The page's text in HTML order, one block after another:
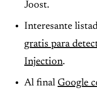
Joost.
Interesante
gratis para
Injection.
Al final Google